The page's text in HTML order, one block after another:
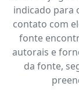
indicado para
contato com
fonte
autorais e
da fonte,